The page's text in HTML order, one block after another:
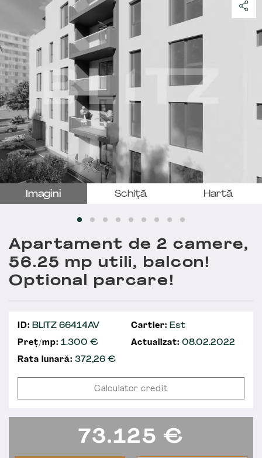
Imagini Schiță Hartă
Apartament de 2 camere,
56.25 mp utili, balcon!
Optional parcare!
ID: BLITZ 66414AV Cartier: Est
Preț/mp: 1.300 € Actualizat: 08.02.2022
Rata lunară: 372,26€
Calculator credit
73.125 €